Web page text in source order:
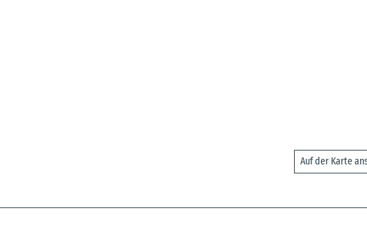
Auf der Karte